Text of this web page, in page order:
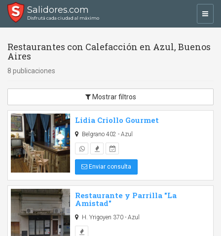
Salidores.com
Disfrutá cada ciudad al máximo
Restaurantes con Calefacción en Azul, Buenos
Aires
8 publicaciones
Mostrar filtros
Lidia Criollo Gourmet
Belgrano 402 - Azul
Enviar consulta
Restaurante y Parrilla "La
Amistad"
H. Yrigoyen 370 - Azul